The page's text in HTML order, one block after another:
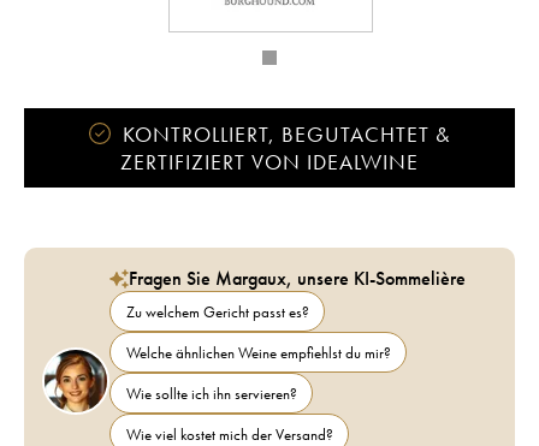
KONTROLLIERT, BEGUTACHTET &
ZERTIFIZIERT VON IDEALWINE
Fragen Sie Margaux, unsere KI-Sommelière
Zu welchem Gericht passt es?
Welche ähnlichen Weine empfiehlst du mir?
Wie sollte ich ihn servieren?
Wie viel kostet mich der Versand?